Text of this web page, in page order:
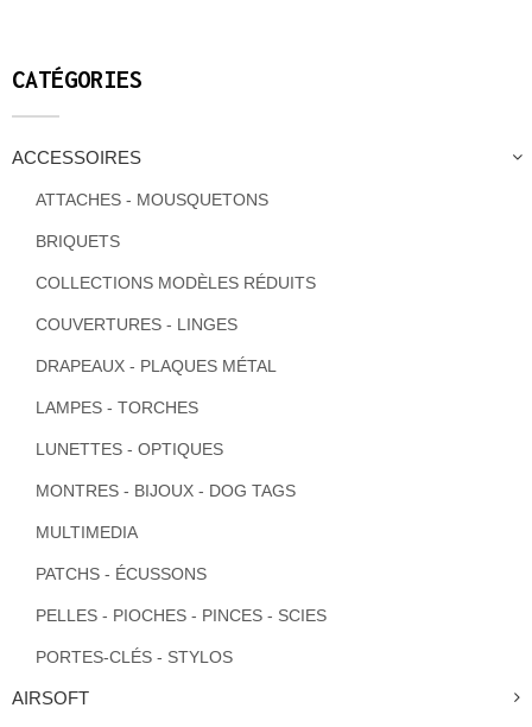
CATÉGORIES
ACCESSOIRES
ATTACHES - MOUSQUETONS
BRIQUETS
COLLECTIONS MODÈLES RÉDUITS
COUVERTURES - LINGES
DRAPEAUX - PLAQUES MÉTAL
LAMPES - TORCHES
LUNETTES - OPTIQUES
MONTRES - BIJOUX - DOG TAGS
MULTIMEDIA
PATCHS - ÉCUSSONS
PELLES - PIOCHES - PINCES - SCIES
PORTES-CLÉS - STYLOS
AIRSOFT